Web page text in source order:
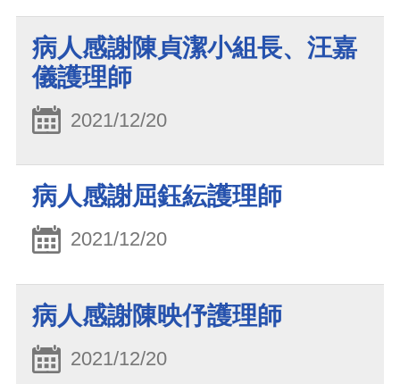
病人感謝陳貞潔小組長、汪嘉
儀護理師
2021/12/20
病人感謝屈鈺紜護理師
2021/12/20
病人感謝陳映伃護理師
2021/12/20